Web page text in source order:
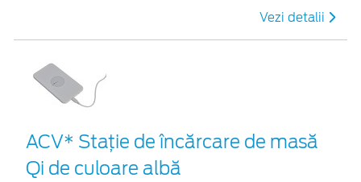
Vezi detalii
ACV* Stație de încărcare de masă
Qi de culoare albă